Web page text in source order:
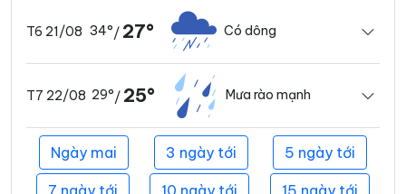
T6 21/08 34°/ 27° Có dông
T7 22/08 29°/ 25° Mưa rào mạnh
Ngày mai 3 ngày tới 5 ngày tới
7 ngày tới 10 ngày tới 15 ngày tới